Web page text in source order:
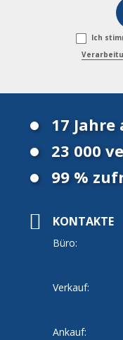
Ich
17
23 000
99 %
KONTAKTE
Büro:
Verkauf:
Ankauf: